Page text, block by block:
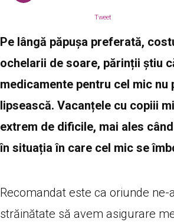
Tweet
Pe lângă păpușa preferată,
ochelarii de soare, părinții știu
medicamente pentru cel mic nu
lipsească. Vacanțele cu copiii
extrem de dificile, mai ales
în situația în care cel mic se
Recomandat este ca oriunde ne-
străinătate să avem asigurare